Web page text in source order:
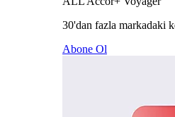
30'dan fazla markadaki
Abone Ol